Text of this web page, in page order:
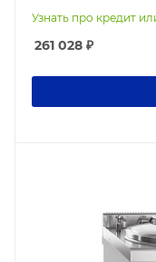
Узнать про кредит
261 028 ₽